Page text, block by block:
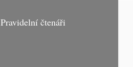
Pravidelní čtenáři